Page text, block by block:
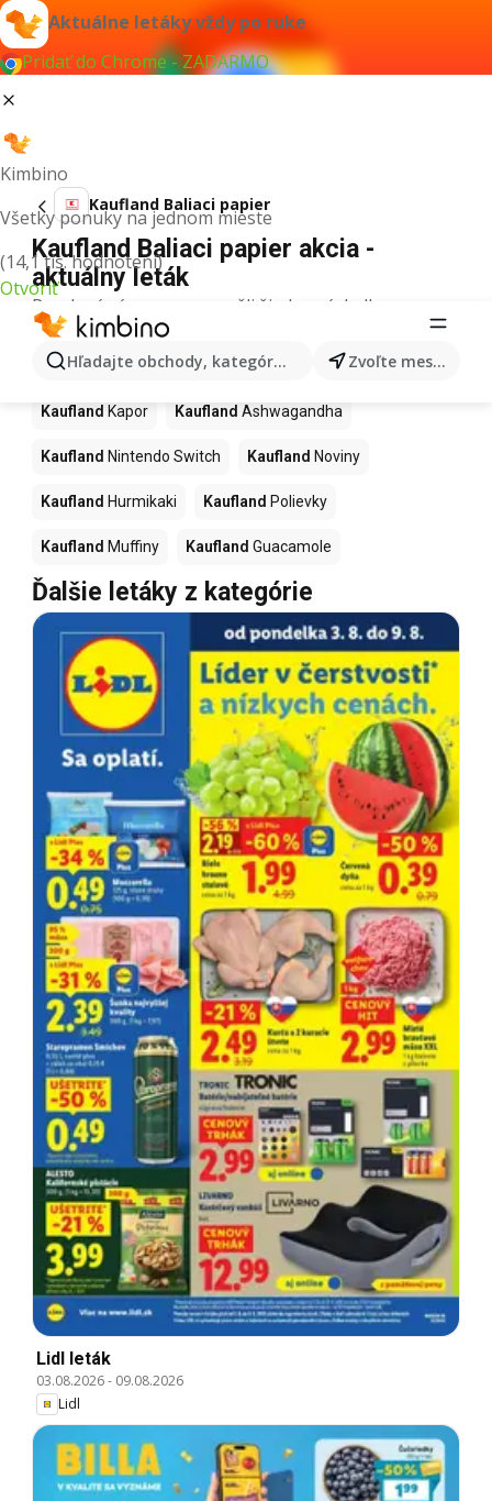
Aktuálne letáky vždy po ruke
Pridať do Chrome - ZADARMO
Kimbino
Všetky ponuky na jednom mieste
(14,1 tis. hodnotení)
Otvoriť
Hľadajte obchody, kategórie, produkty... Zvoľte mesto
Kaufland Baliaci papier
Kaufland Baliaci papier akcia -
aktuálny leták
Pre daný výraz sme nenašli žiadne výsledky.
Ďalšie produkty v obchodoch
Kaufland
Kaufland Kapor Kaufland Ashwagandha
Kaufland Nintendo Switch Kaufland Noviny
Kaufland Hurmikaki Kaufland Polievky
Kaufland Muffiny Kaufland Guacamole
Ďalšie letáky z kategórie
Lidl leták
03.08.2026- 09.08.2026
Lidl